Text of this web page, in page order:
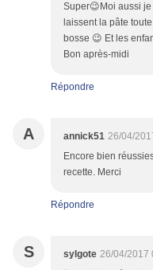
Super😉Moi aussi
laissent la pâte
bosse 😉 Et les
Bon après-midi
Répondre
A annick51 26/04/
Encore bien
recette. Merci
Répondre
S sylgote 26/04/2017